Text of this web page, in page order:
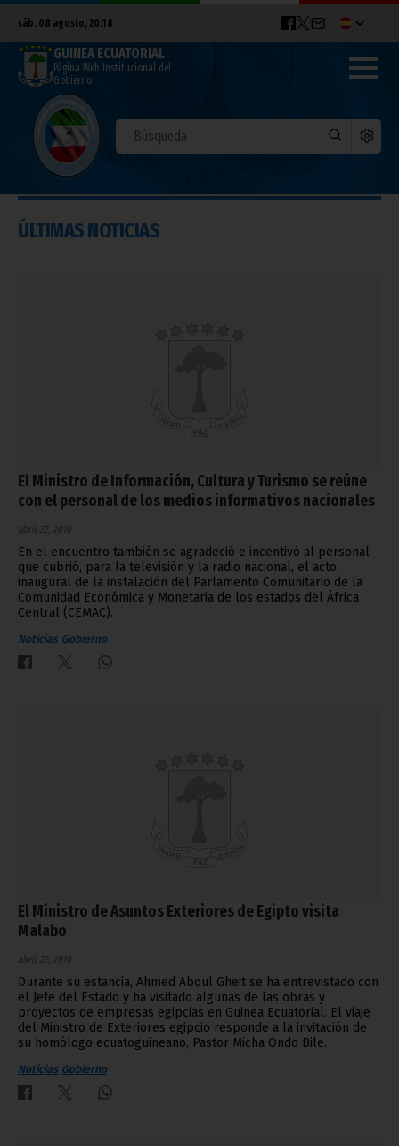
sáb. 08 agosto, 20:18
GUINEA ECUATORIAL
Página Web Institucional del
Gobierno
ÚLTIMAS NOTICIAS
El Ministro de Información, Cultura y Turismo se reúne
con el personal de los medios informativos nacionales
abril 22, 2010
En el encuentro también se agradeció e incentivó al personal
que cubrió, para la televisión y la radio nacional, el acto
inaugural de la instalación del Parlamento Comunitario de la
Comunidad Económica y Monetaria de los estados del África
Central (CEMAC).
Noticias Gobierno
El Ministro de Asuntos Exteriores de Egipto visita
Malabo
abril 22, 2010
Durante su estancia, Ahmed Aboul Gheit se ha entrevistado con
el Jefe del Estado y ha visitado algunas de las obras y
proyectos de empresas egipcias en Guinea Ecuatorial. El viaje
del Ministro de Exteriores egipcio responde a la invitación de
su homólogo ecuatoguineano, Pastor Micha Ondo Bile.
Noticias Gobierno